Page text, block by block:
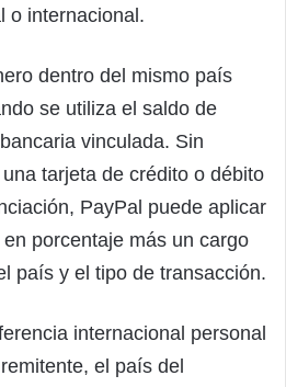
o internacional.
dentro del mismo país
se utiliza el saldo de
vinculada. Sin
tarjeta de crédito o débito
PayPal puede aplicar
porcentaje más un cargo
país y el tipo de transacción.
internacional personal
el país del